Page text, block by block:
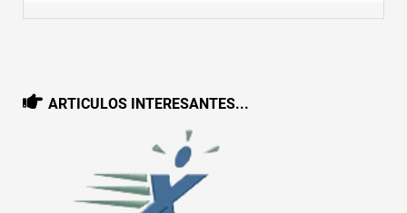
ARTICULOS INTERESANTES...